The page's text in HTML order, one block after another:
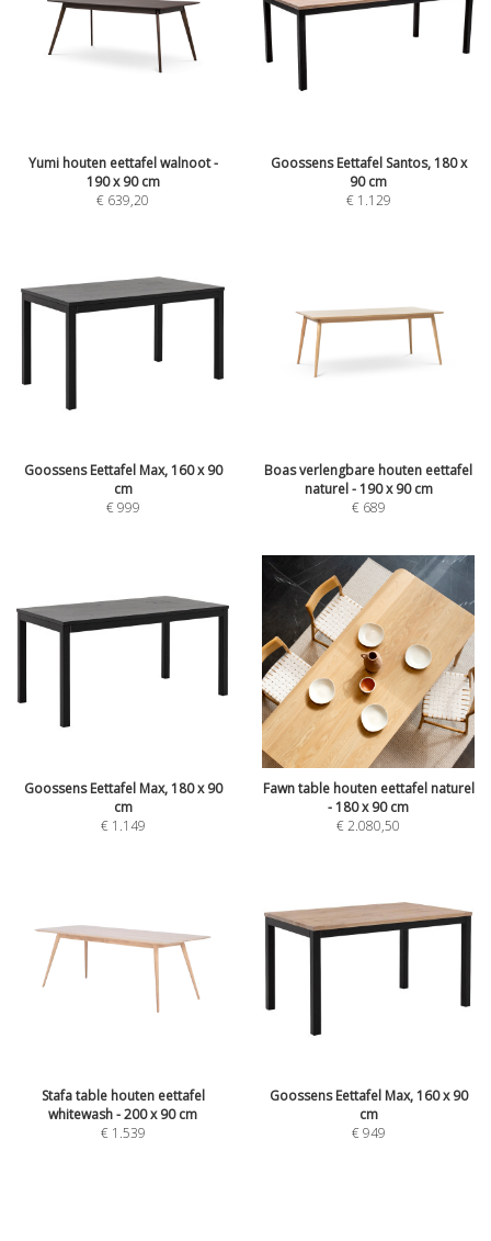
Yumi houten eettafel walnoot -
190 x 90 cm
€ 639,20
Goossens Eettafel Santos, 180 x
90 cm
€ 1.129
Goossens Eettafel Max, 160 x 90
cm
€999
Boas verlengbare houten eettafel
naturel - 190 x 90 cm
€ 689
Goossens Eettafel Max, 180 x 90
cm
€ 1.149
Fawn table houten eettafel naturel
- 180 x 90 cm
€2.080,50
Stafa table houten eettafel
whitewash - 200 x 90 cm
€ 1.539
Goossens Eettafel Max, 160 x 90
cm
€949